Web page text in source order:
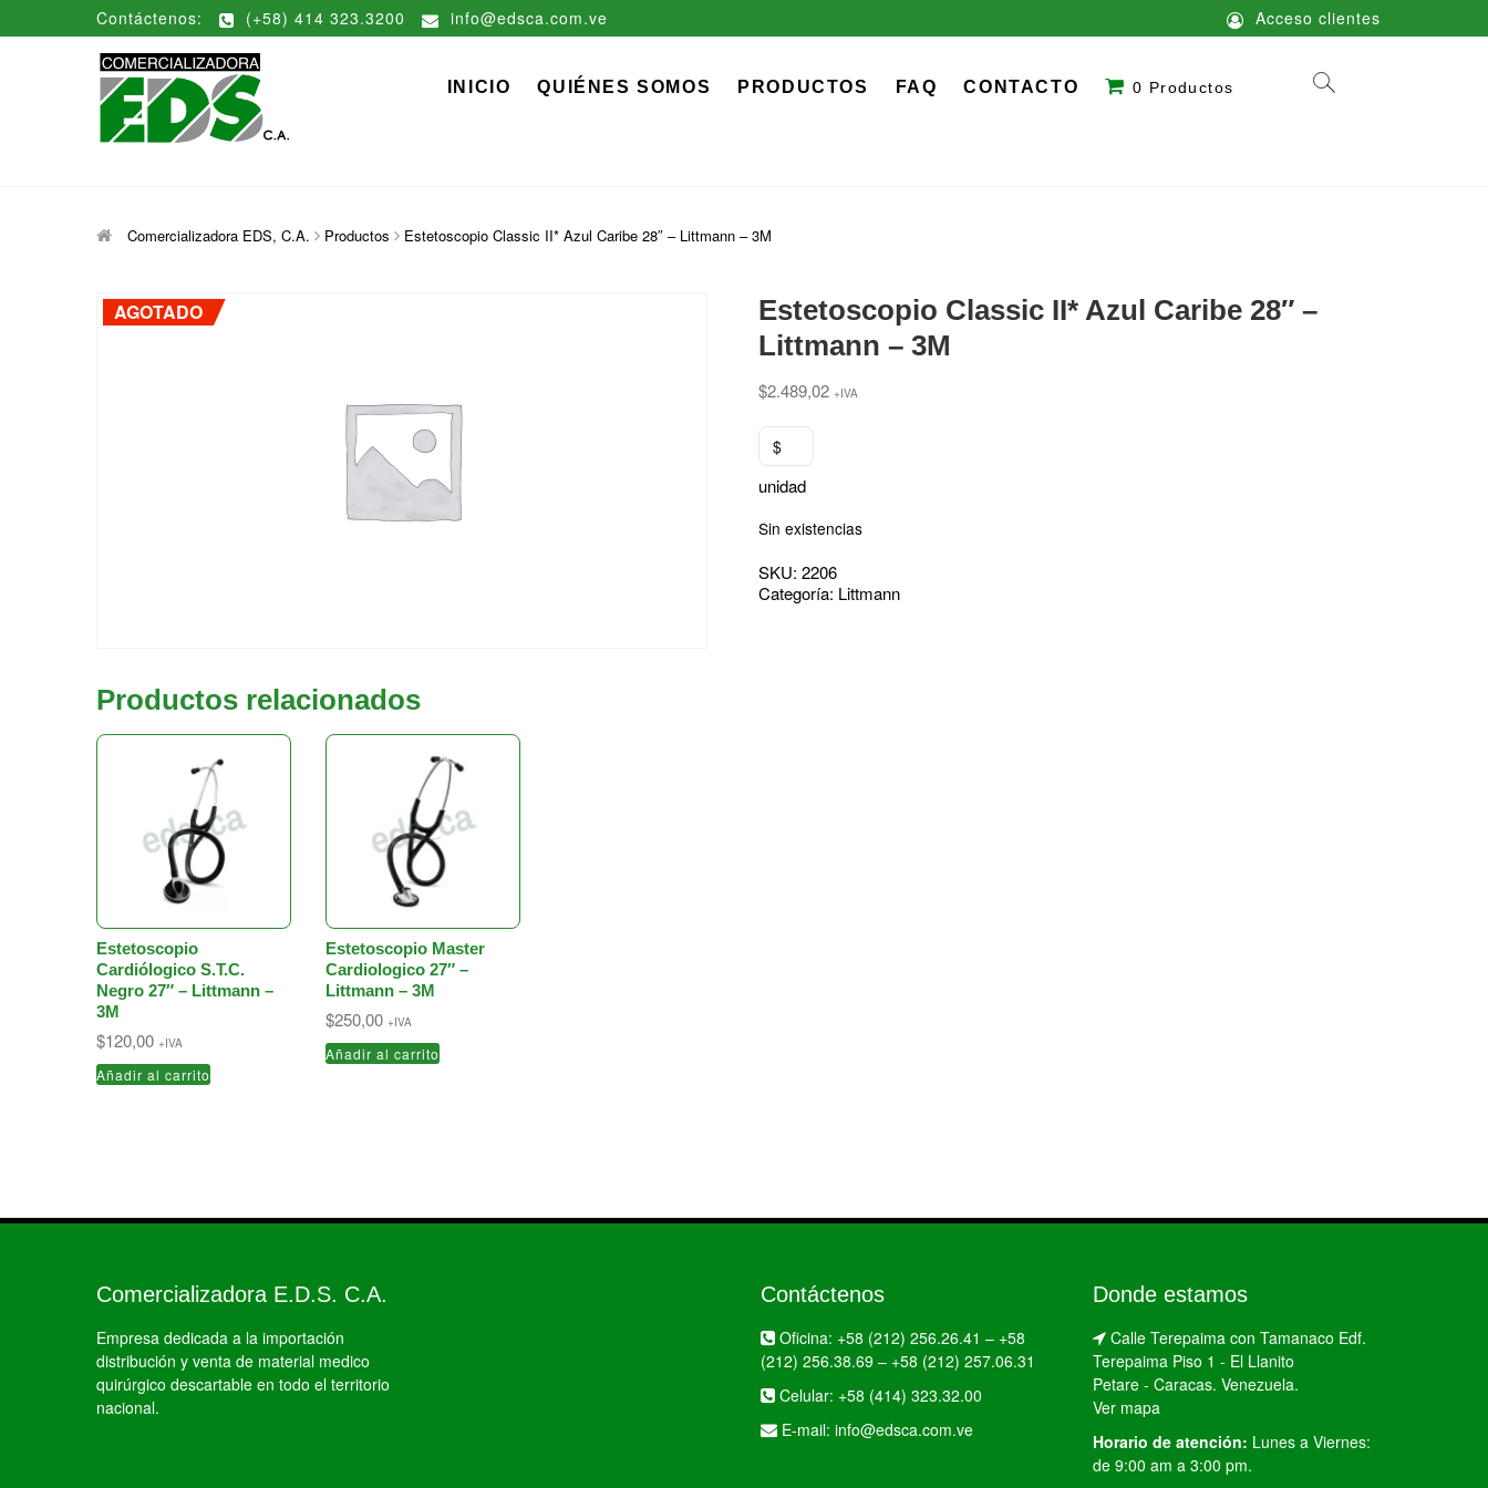
Contáctenos: (+58) 414 323.3200 info@edsca.com.ve Acceso clientes
Comercializadora EDS, C.A.
INICIO QUIÉNES SOMOS PRODUCTOS FAQ CONTACTO 0 Productos
Comercializadora EDS, C.A. Productos Estetoscopio Classic II* Azul Caribe 28″ – Littmann – 3M
AGOTADO
Estetoscopio Classic II* Azul Caribe 28″ –
Littmann – 3M
$2.489,02 +IVA
$
unidad
Sin existencias
SKU: 2206
Categoría: Littmann
Productos relacionados
Estetoscopio
Cardiólogico S.T.C.
Negro 27″ – Littmann –
3M
$120,00 +IVA
Añadir al carrito
Estetoscopio Master
Cardiologico 27″ –
Littmann – 3M
$250,00 +IVA
Añadir al carrito
Comercializadora E.D.S. C.A.
Empresa dedicada a la importación
distribución y venta de material medico
quirúrgico descartable en todo el territorio
nacional.
Contáctenos
Oficina: +58 (212) 256.26.41 – +58
(212) 256.38.69 – +58 (212) 257.06.31
Celular: +58 (414) 323.32.00
E-mail: info@edsca.com.ve
Donde estamos
Calle Terepaima con Tamanaco Edf.
Terepaima Piso 1 - El Llanito
Petare - Caracas. Venezuela.
Ver mapa
Horario de atención: Lunes a Viernes:
de 9:00 am a 3:00 pm.